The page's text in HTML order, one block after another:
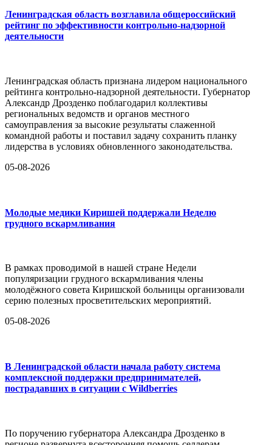
Ленинградская область возглавила общероссийский
рейтинг по эффективности контрольно-надзорной
деятельности
Ленинградская область признана лидером национального
рейтинга контрольно-надзорной деятельности. Губернатор
Александр Дрозденко поблагодарил коллективы
региональных ведомств и органов местного
самоуправления за высокие результаты слаженной
командной работы и поставил задачу сохранить планку
лидерства в условиях обновленного законодательства.
05-08-2026
Молодые медики Киришей поддержали Неделю
грудного вскармливания
В рамках проводимой в нашей стране Недели
популяризации грудного вскармливания члены
молодёжного совета Киришской больницы организовали
серию полезных просветительских мероприятий.
05-08-2026
В Ленинградской области начала работу система
комплексной поддержки предпринимателей,
пострадавших в ситуации с Wildberries
По поручению губернатора Александра Дрозденко в